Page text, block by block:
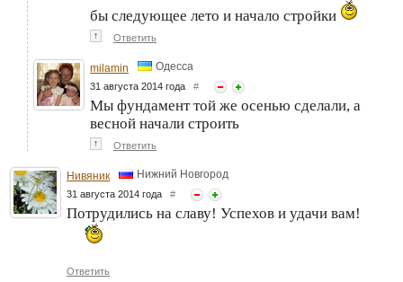
бы следующее лето и начало стройки
↑ Ответить
milamin Одесса
31 августа 2014 года #
Мы фундамент той же осенью сделали, а
весной начали строить
↑ Ответить
Нивяник Нижний Новгород
31 августа 2014 года #
Потрудились на славу! Успехов и удачи вам!
Ответить